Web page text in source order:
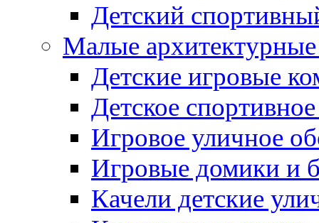
Детский
Малые
Детские игровые
Детское
Игровое уличное
Игровые домики и
Качели детские